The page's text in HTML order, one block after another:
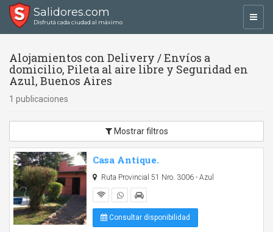
Salidores.com
Disfrutá cada ciudad al máximo
Alojamientos con Delivery / Envíos a
domicilio, Pileta al aire libre y Seguridad en
Azul, Buenos Aires
1 publicaciones
Mostrar filtros
Casa Antique.
Ruta Provincial 51 Nro. 3006 - Azul
Consultar disponibilidad